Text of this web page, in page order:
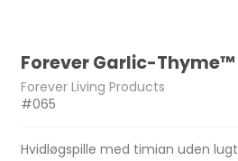
Forever Garlic-Thyme™
Forever Living Products
#065
Hvidløgspille med timian uden lugt